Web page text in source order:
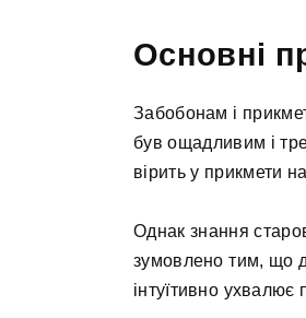
Основні
Забобонам і
був ощадливим і
вірить у прикмети
Однак знання
зумовлено тим, що
інтуїтивно ухвалює